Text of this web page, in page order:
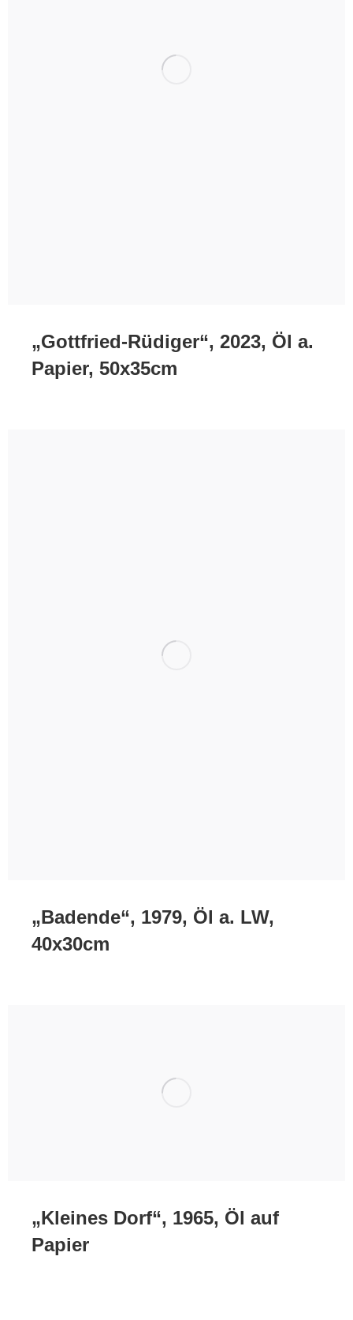
„Gottfried-Rüdiger“, 2023, Öl a.
Papier, 50x35cm
„Badende“, 1979, Öl a. LW,
40x30cm
„Kleines Dorf“, 1965, Öl auf
Papier